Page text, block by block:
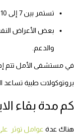
تستمر بين 7 إلى 10 أيام في معظم الحالات.
بعض الأعراض
والدعم.
في مستشفى الأمل تتم
بروتوكولات طبية
كم مدة بقاء
هناك عدة عوامل توثر